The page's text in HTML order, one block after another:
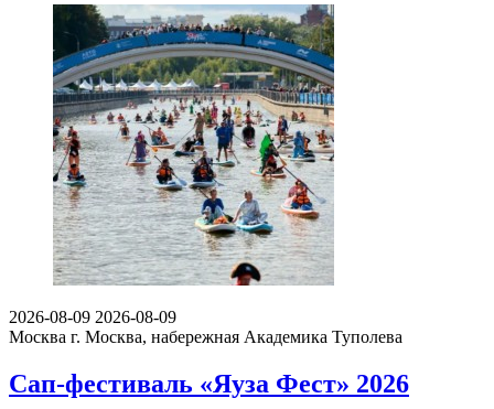
2026-08-09 2026-08-09
Москва г. Москва, набережная Академика Туполева
Сап-фестиваль «Яуза Фест» 2026